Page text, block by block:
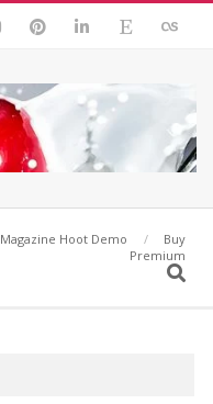
Magazine Hoot Demo
Buy
Premium
Search